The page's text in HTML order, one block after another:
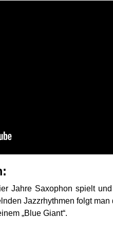
Jahre Saxophon spielt
Jazzrhythmen folgt
„Blue Giant“.